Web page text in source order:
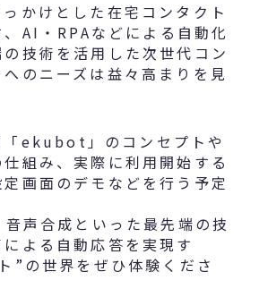
かけとした在宅コンタクト
AI・RPAなどによる自動化
技術を活用した次世代コン
のニーズは益々高まりを見
「ekubot」のコンセプトや
組み、実際に利用開始する
画面のデモなどを行う予定
声合成といった最先端の技
よる自動応答を実現す
”の世界をぜひ体験くださ